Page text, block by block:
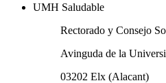
UMH Saludable
Rectorado y Consejo
Avinguda de la
03202 Elx (Alacant)